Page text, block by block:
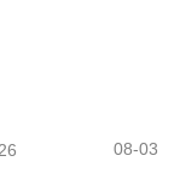
08-03